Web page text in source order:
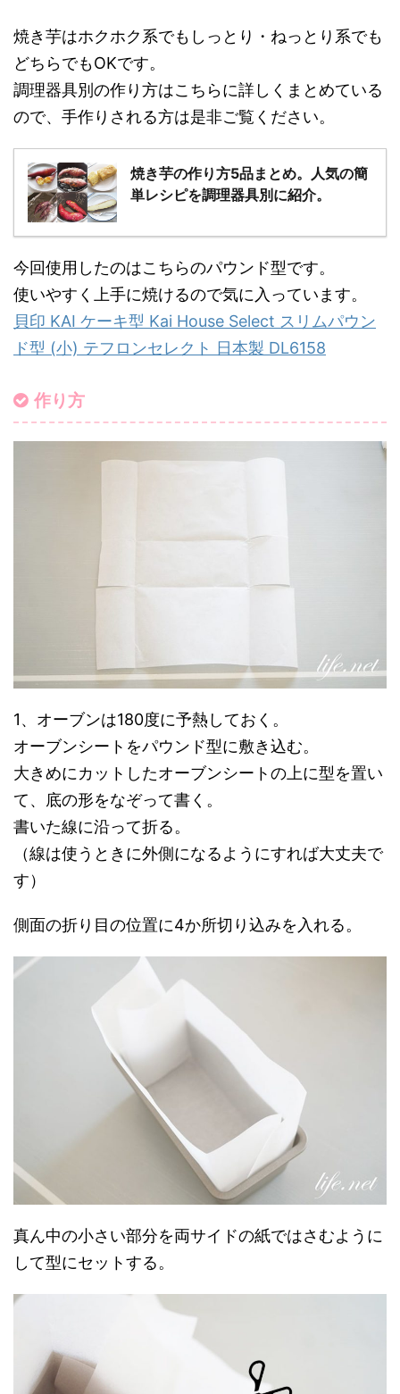
焼き芋はホクホク系でもしっとり・ねっとり系でも
どちらでもOKです。
調理器具別の作り方はこちらに詳しくまとめている
ので、手作りされる方は是非ご覧ください。
焼き芋の作り方5品まとめ。人気の簡
単レシピを調理器具別に紹介。
今回使用したのはこちらのパウンド型です。
使いやすく上手に焼けるので気に入っています。
貝印 KAI ケーキ型 Kai House Select スリムパウン
ド型 (小) テフロンセレクト 日本製 DL6158
作り方
1、オーブンは180度に予熱しておく。
オーブンシートをパウンド型に敷き込む。
大きめにカットしたオーブンシートの上に型を置い
て、底の形をなぞって書く。
書いた線に沿って折る。
（線は使うときに外側になるようにすれば大丈夫で
す）
側面の折り目の位置に4か所切り込みを入れる。
真ん中の小さい部分を両サイドの紙ではさむように
して型にセットする。